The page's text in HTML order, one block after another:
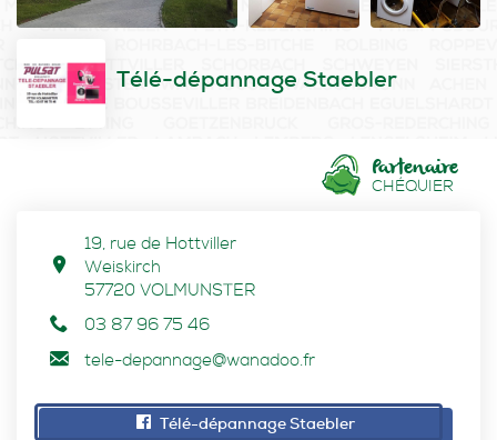
Télé-dépannage Staebler
Partenaire
CHÉQUIER
19, rue de Hottviller
Weiskirch
57720 VOLMUNSTER
03 87 96 75 46
tele-depannage@wanadoo.fr
Télé-dépannage Staebler